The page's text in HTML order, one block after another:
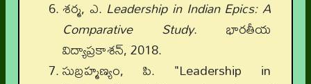
శర్మ, ఎ. Leadership in Indian Epics: A
Comparative Study. భారతీయ
విద్యాప్రకాశన్, 2018.
సుబ్రహ్మణ్యం, పి. "Leadership in